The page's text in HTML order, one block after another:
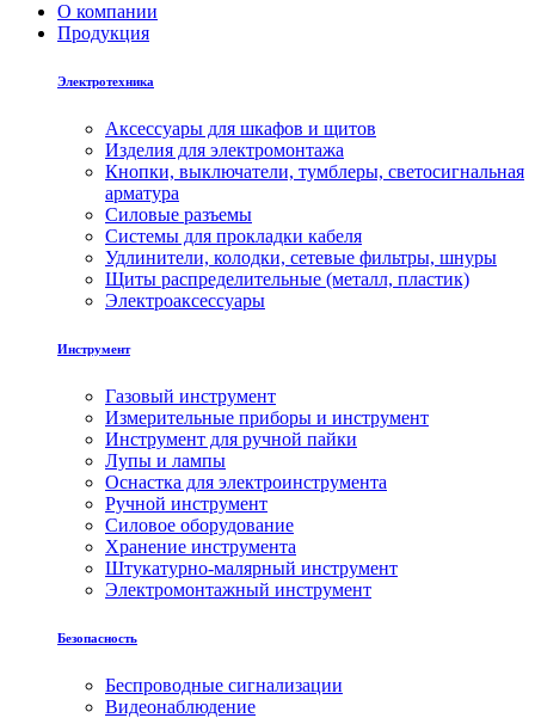
О компании
Продукция
Электротехника
Аксессуары для шкафов и щитов
Изделия для электромонтажа
Кнопки, выключатели, тумблеры, светосигнальная
арматура
Силовые разъемы
Системы для прокладки кабеля
Удлинители, колодки, сетевые фильтры, шнуры
Щиты распределительные (металл, пластик)
Электроаксессуары
Инструмент
Газовый инструмент
Измерительные приборы и инструмент
Инструмент для ручной пайки
Лупы и лампы
Оснастка для электроинструмента
Ручной инструмент
Силовое оборудование
Хранение инструмента
Штукатурно-малярный инструмент
Электромонтажный инструмент
Безопасность
Беспроводные сигнализации
Видеонаблюдение